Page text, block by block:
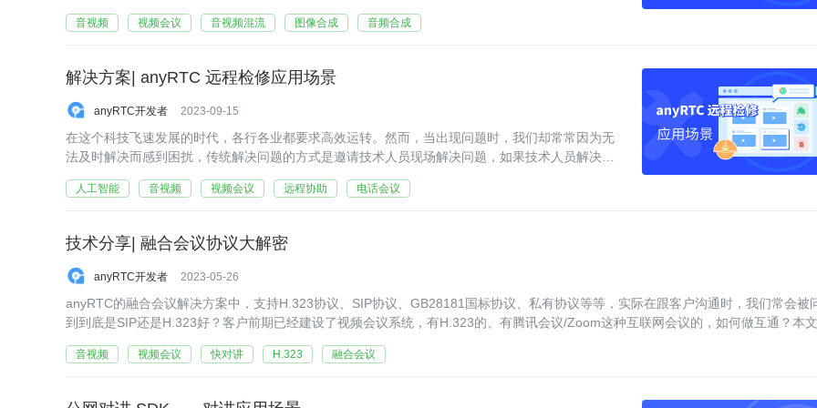
音视频 视频会议 音视频混流 图像合成 音频合成
解决方案| anyRTC 远程检修应用场景
anyRTC开发者 2023-09-15
在这个科技飞速发展的时代，各行各业都要求高效运转。然而，当出现问题时，我们却常常因为无
法及时解决而感到困扰，传统解决问题的方式是邀请技术人员现场解决问题，如果技术人员解决不
人工智能 音视频 视频会议 远程协助 电话会议
技术分享| 融合会议协议大解密
anyRTC开发者 2023-05-26
anyRTC的融合会议解决方案中，支持H.323协议、SIP协议、GB28181国标协议、私有协议等等，实际在跟客户沟通时，我们常会被
到到底是SIP还是H.323好？客户前期已经建设了视频会议系统，有H.323的、有腾讯会议/Zoom这种互联网会议的，如何做互通？本
音视频 视频会议 快对讲 H.323 融合会议